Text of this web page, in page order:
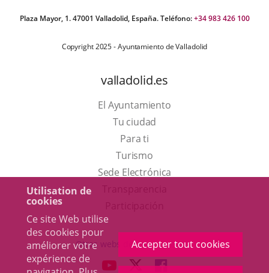
Utilisation de
cookies
Ce site Web utilise
des cookies pour
améliorer votre
expérience de
Accepter tout cookies
Plaza Mayor, 1. 47001 Valladolid, España. Teléfono:+34 983 426 100
Copyright 2025 - Ayuntamiento de Valladolid
valladolid.es
El Ayuntamiento
Tu ciudad
Para ti
TurismoEste
enlace
una
ventana
Sede Electrónica
externa.
Otras webs del ayuntamiento
ENLACEENLACEENLACE